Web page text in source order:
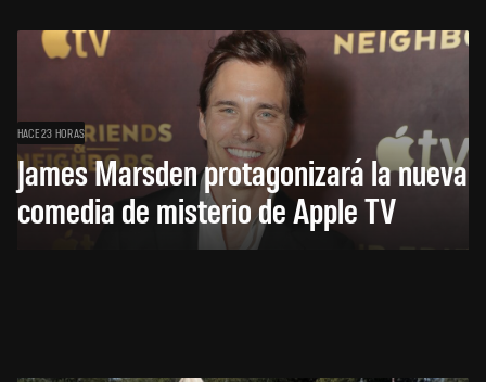
HACE 23 HORAS
James Marsden protagonizará la nueva
comedia de misterio de Apple TV